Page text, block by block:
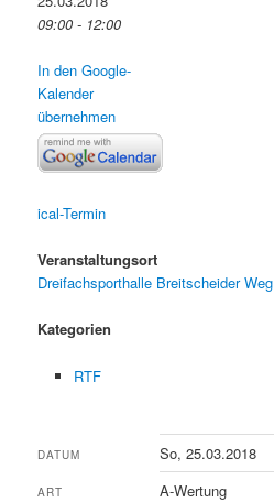
09:00 - 12:00
In den Google-
Kalender
übernehmen
ical-Termin
Veranstaltungsort
Dreifachsporthalle Breitscheider Weg
Kategorien
RTF
DATUM So, 25.03.2018
ART A-Wertung